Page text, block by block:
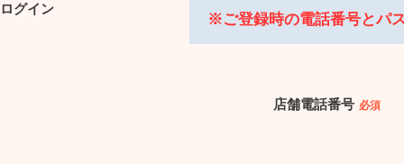
※ご登録時の電話番号とパ
店舗電話番号 必須
ログイン